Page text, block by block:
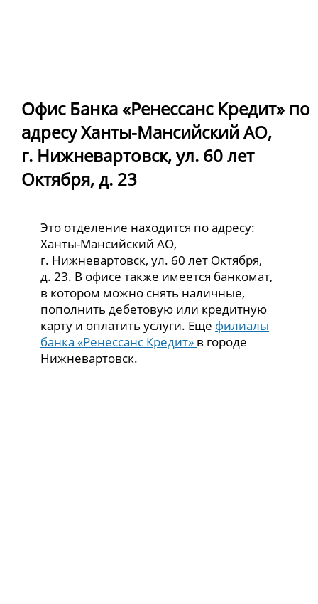
Офис Банка «Ренессанс Кредит» по
адресу Ханты-Мансийский АО,
г. Нижневартовск, ул. 60 лет
Октября, д. 23
Это отделение находится по адресу:
Ханты-Мансийский АО,
г. Нижневартовск, ул. 60 лет Октября,
д. 23. В офисе также имеется банкомат,
в котором можно снять наличные,
пополнить дебетовую или кредитную
карту и оплатить услуги. Еще филиалы
банка «Ренессанс Кредит» в городе
Нижневартовск.